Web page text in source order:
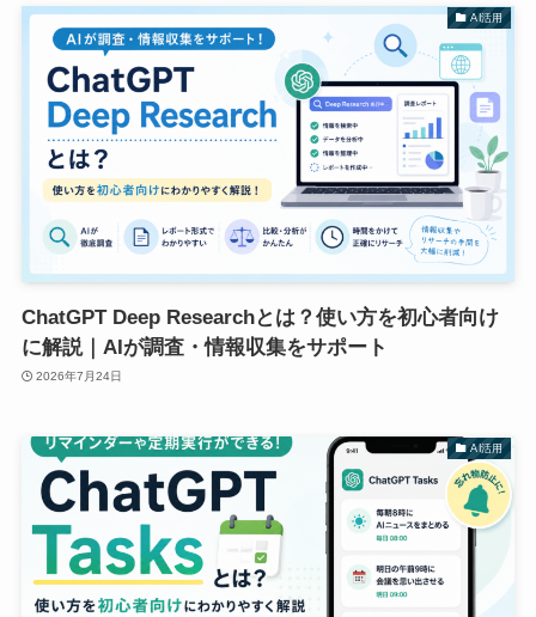
AI活用
ChatGPT Deep Researchとは？使い方を初心者向け
に解説｜AIが調査・情報収集をサポート
2026年7月24日
AI活用